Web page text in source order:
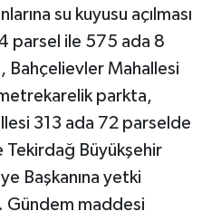
su kuyusu açılması
parsel ile 575 ada 8
Bahçelievler Mahallesi
parkta,
313 ada 72 parselde
Tekirdağ Büyükşehir
Başkanına yetki
Gündem maddesi